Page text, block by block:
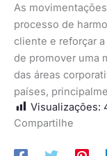
As
processo de
cliente e reforçar
de promover uma
das áreas
países,
Visualizações:
Compartilhe